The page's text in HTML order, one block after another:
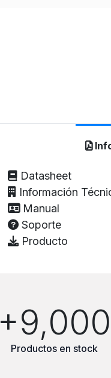
Datasheet
Información
Manual
Soporte
Producto
+9,000
Productos en stock